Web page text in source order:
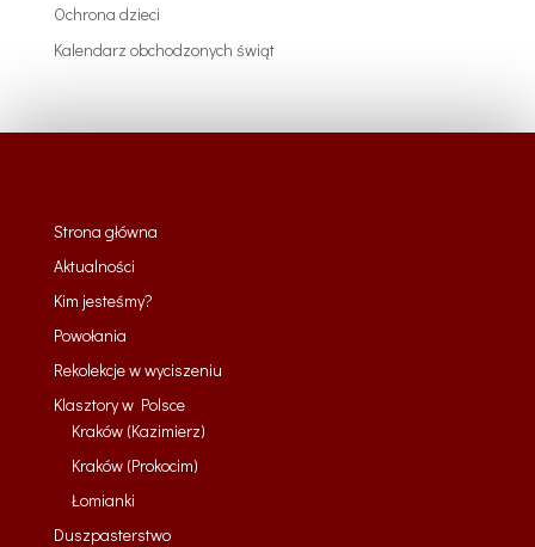
Ochrona dzieci
Kalendarz obchodzonych świąt
Strona główna
Aktualności
Kim jesteśmy?
Powołania
Rekolekcje w wyciszeniu
Klasztory w Polsce
Kraków (Kazimierz)
Kraków (Prokocim)
Łomianki
Duszpasterstwo